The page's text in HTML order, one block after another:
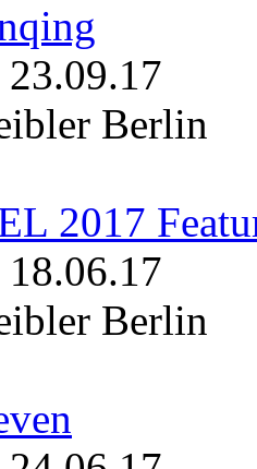
23.09.17
Berlin
2017
18.06.17
Berlin